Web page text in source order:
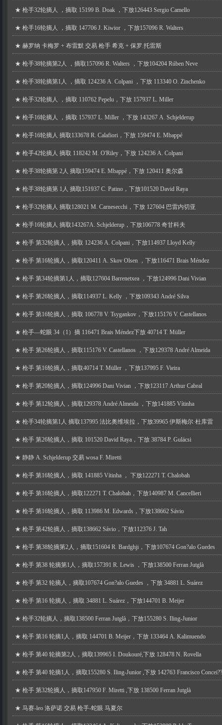
★ 枪手32轮摘人 ，摘取 15199 B. Doak ，下放126443 Sergio Camello
★ 枪手16轮摘人 ，摘取 147706 J. Kiwior ，下放157096 R. Walters
★ 赫罗纳 卡梅罗 + 布雷默 交易 枪手 希克 + 保罗.托雷斯
★ 枪手38轮摘第2人 ，摘取157096 R. Walters ，下放104204 Rúben Neve
★ 枪手38轮摘第1人 ，摘取 124236 A. Colpani ，下放 113340 O. Zinchenko
★ 枪手32轮摘人 ，摘取 110762 Pepelu，下放 157937 L. Miller
★ 枪手16轮摘人 ，摘取 157937 L. Miller ，下放 143267 A. Schjelderup
★ 枪手16轮摘人 摘取133678 R. Calafiori，下放 159474 E. Mbappé
★ 枪手42轮摘人 摘取 118242 M. O'Riley，下放 124236 A. Colpani
★ 枪手38轮摘第 2人 摘取159474 E. Mbappé，下放 120411 奥尔森
★ 枪手38轮摘第 1人 摘取151937 C. Patino，下放101520 David Raya
★ 枪手32轮摘人 摘取128021 M. Carnesecchi，下放 127604 巴雷内切亚
★ 枪手16轮摘人 摘取143267A. Schjelderup，下放106778 奇甘科夫
★ 枪手 第32轮摘人，摘取 124236 A. Colpani，下放114937 Lloyd Kelly
★ 枪手 第16轮摘人，摘取120411 A. Skov Olsen ，下放116471 Brais Méndez
★ 枪手 第34轮摘第1人，摘取127604 Barrenetxea ，下放124996 Dani Vivian
★ 枪手 第26轮摘人，摘取114937 L. Kelly ，下放109343 André Silva
★ 枪手 第16轮摘人，摘取 106778 V. Tsygankov，下放115176 V. Castellanos
★ 枪手—蛇眼 34（1）摘 116471 Brais Méndez下放 40714 T. Müller
★ 枪手 第26轮摘人，摘取115176 V. Castellanos ，下放129378 André Almeida
★ 枪手 第16轮摘人，摘取40714 T. Müller ，下放137995 F. Vieira
★ 枪手 第20轮摘人，摘取124996 Dani Vivian ，下放123117 Arthur Cabral
★ 枪手 第12轮摘人，摘取129378 André Almeida ，下放141885 Vítinha
★ 枪手34轮摘第1人 摘取137995 法比奥维埃拉，下放39965 伊斯梅尔·杜库雷
★ 枪手 第26轮摘人，摘取 101520 David Raya，下放 38784 P. Gulácsi
★ 静静 A. Schjelderup 交易 wosa F. Miretti
★ 枪手 第16轮摘人，摘取 141885 Vítinha ， 下放122271 T. Chalobah
★ 枪手 第16轮摘人，摘取122271 T. Chalobah，下放140987 M. Cancellieri
★ 枪手 第16轮摘人，摘取 113986 M. Edwards，下放138662 Sávio
★ 枪手 第42轮摘人，摘取138662 Sávio，下放112376 J. Tah
★ 枪手 第38轮摘第2人，摘取151604 R. Bardghji，下放107674 Gon?alo Guedes
★ 枪手 第38 轮摘第1人，摘取157391 R. Lewis ，下放138500 Ferran Jutglà
★ 枪手 第32 轮摘人，摘取107674 Gon?alo Guedes ，下放 34881 L. Suárez
★ 枪手 第16 轮摘人，摘取 34881 L. Suárez，下放144701 B. Meijer
★ 枪手32轮摘人，摘取138500 Ferran Jutglà，下放155280 S. Iling-Junior
★ 枪手 第16 轮摘1人，摘取 144701 B. Meijer，下放 133464 A. Kalimuendo
★ 枪手 第40 轮摘第2人，摘取139965 I. Doukouré,下放 128478 N. Rovella
★ 枪手 第40 轮摘1人，摘取155280 S. Iling-Junior ,下放 142763 Francisco
★ 枪手 第32轮摘人，摘取147950 F. Miretti ,下放 138500 Ferran Jutglà
★ 马赛-leo 洛萨诺 交易 枪手-蛇眼 马夏尔